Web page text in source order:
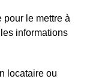
pour le mettre à
informations
locataire ou